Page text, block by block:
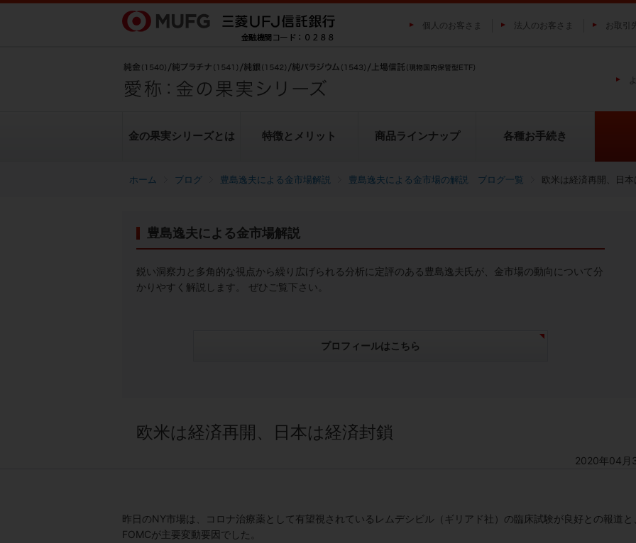
ブログ 豊島逸夫による金市場解説 豊島逸夫による金市場の解説 ブログ一覧 欧米は経済再開、日
豊島逸夫による金市場解説
鋭い洞察力と多角的な視点から繰り広げられる分析に定評のある豊島逸夫氏が、金市場の動向について分
かりやすく解説します。 ぜひご覧下さい。
プロフィールはこちら
欧米は経済再開、日本は経済封鎖
2020年04月
昨日のNY市場は、コロナ治療薬として有望視されているレムデシビル（ギリアド社）の臨床試験が良好との報道と
FOMCが主要変動要因でした。
個人のお客さま 法人のお客さま お取引
金の果実シリーズとは
金投資とは
特徴とメリット
シリーズの魅力
商品ラインナップ
純金上場信託（金の果実）
各種お手続き
転換（交換）の手続き
豊島逸夫による金市場解説
ヒストリカルデータ